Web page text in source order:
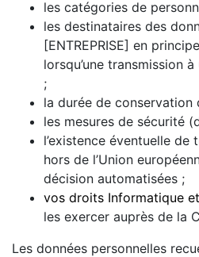
les catégories de
les destinataires des
[ENTREPRISE] en
lorsqu’une transmission
;
la durée de conservation
les mesures de sécurité
l’existence éventuelle
hors de l’Union
décision automatisées ;
vos droits Informatique
les exercer auprès de la
Les données personnelles